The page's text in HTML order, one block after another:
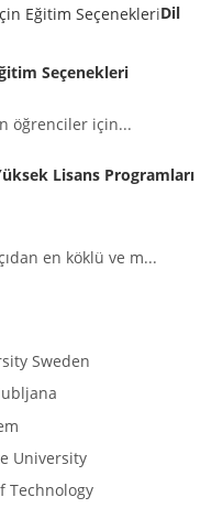
Dil
Seçenekleri
öğrenciler için...
Lisans Programları
en köklü ve m...